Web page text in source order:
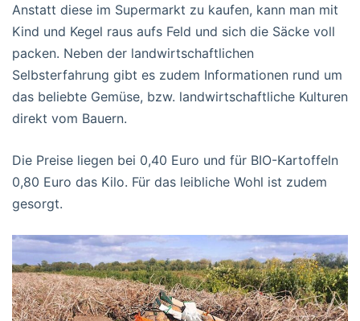
Anstatt diese im Supermarkt zu kaufen, kann man mit
Kind und Kegel raus aufs Feld und sich die Säcke voll
packen. Neben der landwirtschaftlichen
Selbsterfahrung gibt es zudem Informationen rund um
das beliebte Gemüse, bzw. landwirtschaftliche Kulturen
direkt vom Bauern.
Die Preise liegen bei 0,40 Euro und für BIO-Kartoffeln
0,80 Euro das Kilo. Für das leibliche Wohl ist zudem
gesorgt.